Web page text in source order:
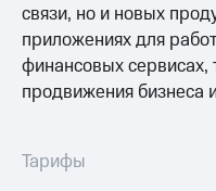
деловая этика
На главную
связи, но и новых
приложениях для
финансовых сервисах,
продвижения бизнеса
Тарифы